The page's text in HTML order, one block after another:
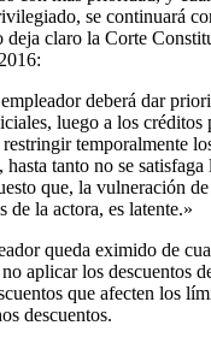
se continuará
deja claro la Corte
deberá dar
luego a los créditos
temporalmente
hasta tanto no se satisfaga
que, la vulneración
de la actora, es latente.»
queda eximido de
aplicar los descuentos
que afecten los
descuentos.